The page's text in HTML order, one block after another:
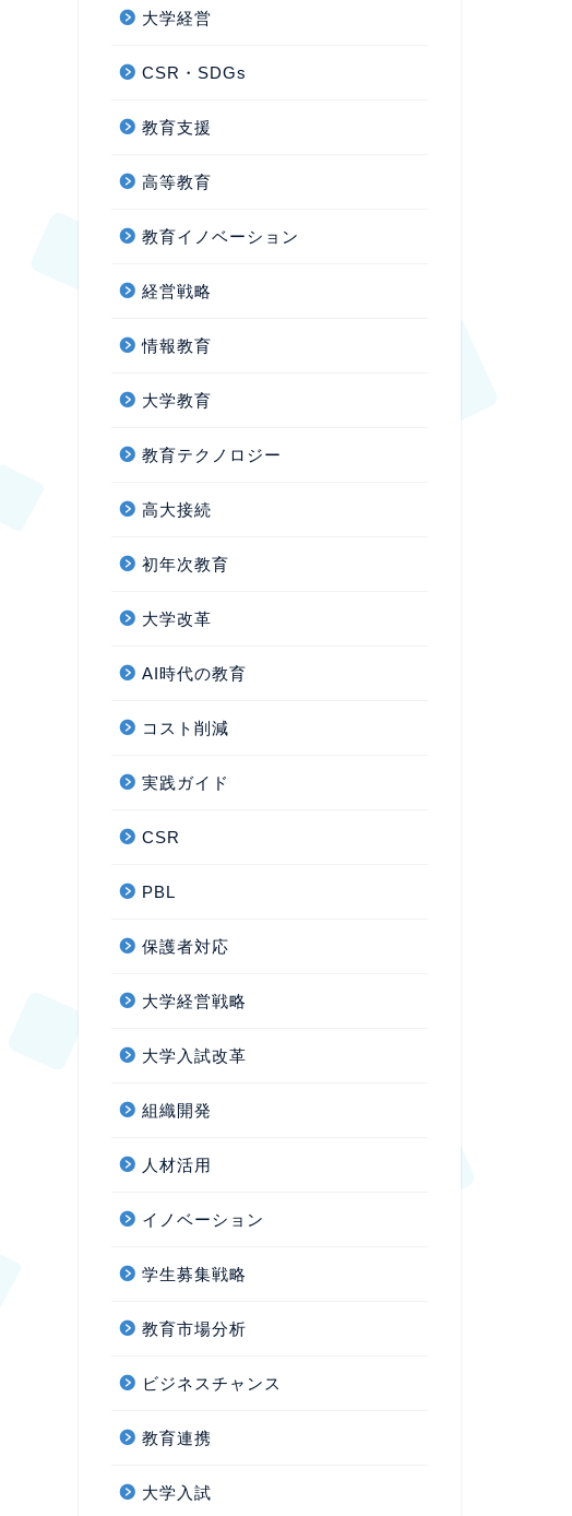
大学経営
CSR・SDGs
教育支援
高等教育
教育イノベーション
経営戦略
情報教育
大学教育
教育テクノロジー
高大接続
初年次教育
大学改革
AI時代の教育
コスト削減
実践ガイド
CSR
PBL
保護者対応
大学経営戦略
大学入試改革
組織開発
人材活用
イノベーション
学生募集戦略
教育市場分析
ビジネスチャンス
教育連携
大学入試